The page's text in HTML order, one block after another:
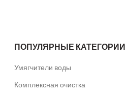
ПОПУЛЯРНЫЕ КАТЕГОРИИ
Умягчители воды
Комплексная очистка